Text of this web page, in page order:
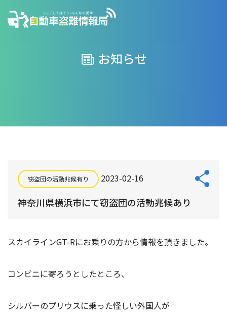
お知らせ
窃盗団の活動兆候有り 2023-02-16
神奈川県横浜市にて窃盗団の活動兆候あり
スカイラインGT-Rにお乗りの方から情報を頂きました。
コンビニに寄ろうとしたところ、
シルバーのプリウスに乗った怪しい外国人が